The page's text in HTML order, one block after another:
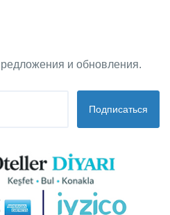
и обновления.
Подписаться